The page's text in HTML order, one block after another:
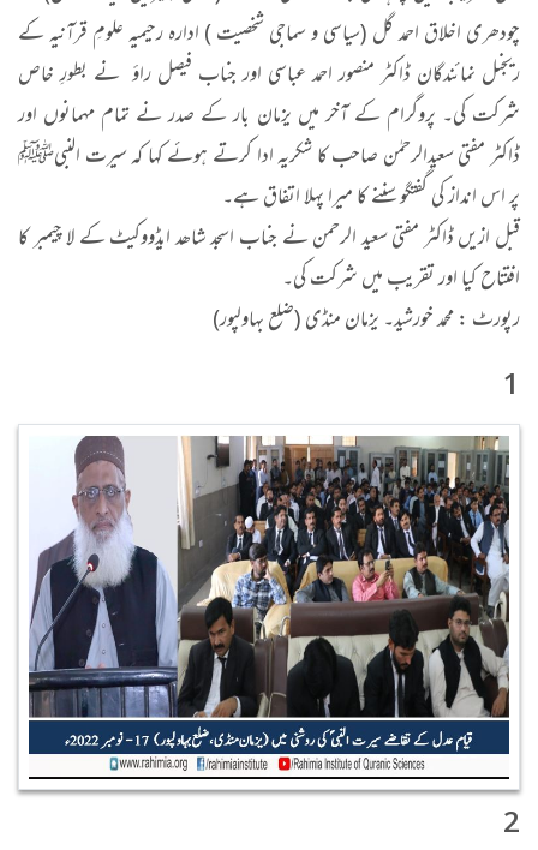
چودھری اخلاق احمد گل (سیاسی و سماجی شخصیت ) ادارہ رحیمیہ علومِ قرآنیہ کے
ریجنل نمائندگان ڈاکٹر منصور احمد عباسی اور جناب فیصل راؤ نے بطورِ خاص
شرکت کی۔ پروگرام کے آخر میں یزمان بار کے صدر نے تمام مہمانوں اور
ڈاکٹر مفتی سعیدالرحمٰن صاحب کا شکریہ ادا کرتے ہوئے کہا کہ سیرت النبیﷺ
پر اس انداز کی گفتگو سننے کا میرا پہلا اتفاق ہے۔
قبل ازیں ڈاکٹر مفتی سعید الرحمن نے جناب اسجد شاھد ایڈووکیٹ کے لا چیمبر کا
افتتاح کیا اور تقریب میں شرکت کی۔
رپورٹ : محمد خورشید۔ یزمان منڈی (ضلع بہاولپور)
1
2